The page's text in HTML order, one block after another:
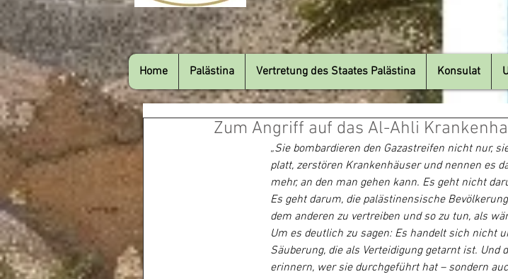
Zum Angriff auf das Al-Ahli
„Sie bombardieren den Gazastreifen nicht nur,
platt, zerstören Krankenhäuser und nennen es
mehr, an den man gehen kann. Es geht nicht
Es geht darum, die palästinensische
dem anderen zu vertreiben und so zu tun, als
Um es deutlich zu sagen: Es handelt sich nicht
Säuberung, die als Verteidigung getarnt ist.
erinnern, wer sie durchgeführt hat – sondern
Home Palästina Vertretung des Staates Palästina Konsulat